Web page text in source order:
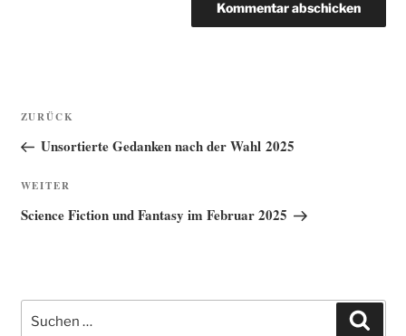
Beitragsnavigation
Vorheriger
Beitrag
ZURÜCK
Unsortierte Gedanken nach der Wahl 2025
Nächster
Beitrag
WEITER
Science Fiction und Fantasy im Februar 2025
nach: